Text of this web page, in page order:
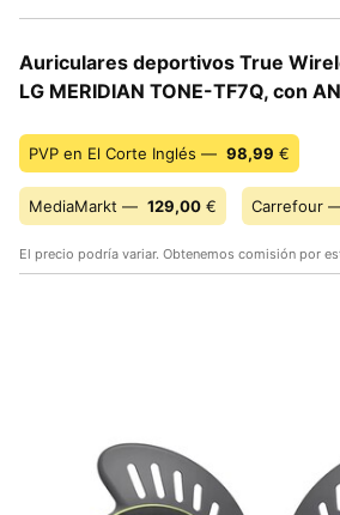
Auriculares deportivos True
LG MERIDIAN TONE-TF7Q, con
PVP en El Corte Inglés — 98,99 €
MediaMarkt — 129,00 € Carrefour
El precio podría variar. Obtenemos comisión por